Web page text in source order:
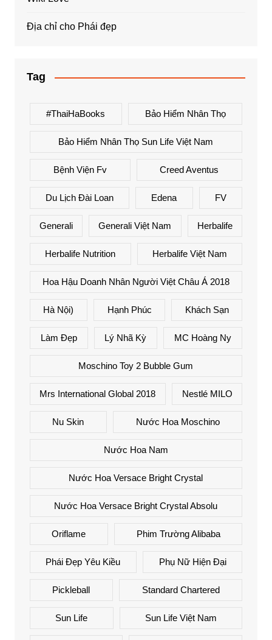
Địa chỉ cho Phái đẹp
Tag
#ThaiHaBooks Bảo Hiểm Nhân Thọ
Bảo Hiểm Nhân Thọ Sun Life Việt Nam
Bệnh Viện Fv Creed Aventus
Du Lịch Đài Loan Edena FV
Generali Generali Việt Nam Herbalife
Herbalife Nutrition Herbalife Việt Nam
Hoa Hậu Doanh Nhân Người Việt Châu Á 2018
Hà Nội) Hạnh Phúc Khách Sạn
Làm Đẹp Lý Nhã Kỳ MC Hoàng Ny
Moschino Toy 2 Bubble Gum
Mrs International Global 2018 Nestlé MILO
Nu Skin Nước Hoa Moschino
Nước Hoa Nam
Nước Hoa Versace Bright Crystal
Nước Hoa Versace Bright Crystal Absolu
Oriflame Phim Trường Alibaba
Phái Đẹp Yêu Kiều Phụ Nữ Hiện Đại
Pickleball Standard Chartered
Sun Life Sun Life Việt Nam